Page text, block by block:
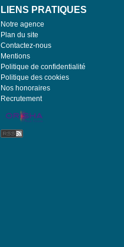
LIENS PRATIQUES
Notre agence
Plan du site
Contactez-nous
Mentions
Politique de confidentialité
Politique des cookies
Nos honoraires
Recrutement